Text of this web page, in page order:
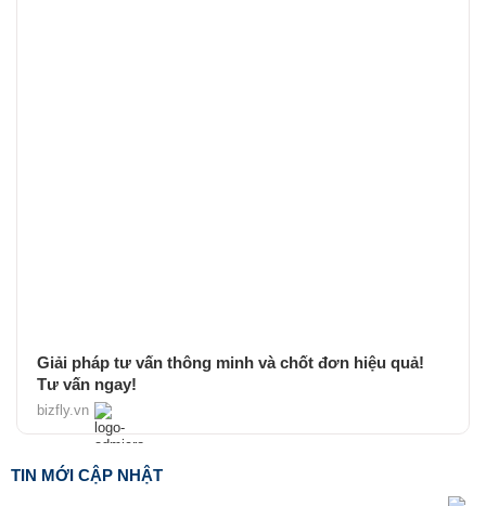
Giải pháp tư vấn thông minh và chốt đơn hiệu quả!
Tư vấn ngay!
bizfly.vn
TIN MỚI CẬP NHẬT